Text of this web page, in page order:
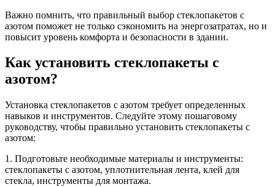
Важно помнить, что правильный выбор стеклопакетов с
азотом поможет не только сэкономить на энергозатратах, но и
повысит уровень комфорта и безопасности в здании.
Как установить стеклопакеты с
азотом?
Установка стеклопакетов с азотом требует определенных
навыков и инструментов. Следуйте этому пошаговому
руководству, чтобы правильно установить стеклопакеты с
азотом:
1. Подготовьте необходимые материалы и инструменты:
стеклопакеты с азотом, уплотнительная лента, клей для
стекла, инструменты для монтажа.